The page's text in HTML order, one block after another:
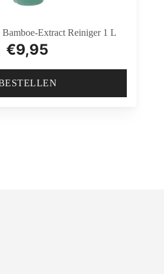
Extract Reiniger 1 L
€9,95